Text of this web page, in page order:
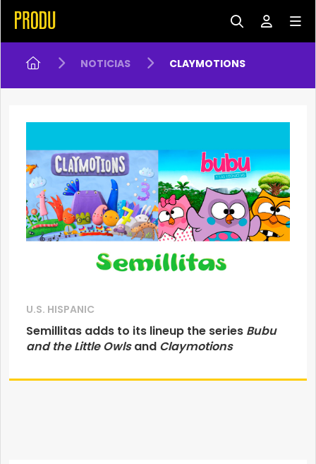
NOTICIAS CLAYMOTIONS
U.S. HISPANIC
Semillitas adds to its lineup the series Bubu
and the Little Owlsand Claymotions